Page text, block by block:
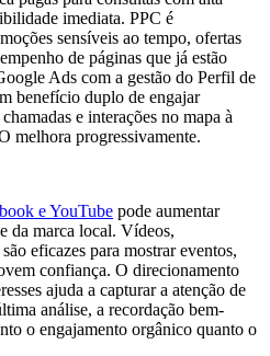
imediata. PPC é
sensíveis ao tempo, ofertas
de páginas que já estão
Ads com a gestão do Perfil de
benefício duplo de engajar
e interações no mapa à
melhora progressivamente.
e YouTube pode aumentar
da marca local. Vídeos,
eficazes para mostrar eventos,
confiança. O direcionamento
ajuda a capturar a atenção de
análise, a recordação bem-
o engajamento orgânico quanto o